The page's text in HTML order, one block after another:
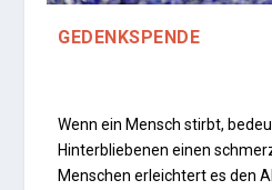
GEDENKSPENDE
Wenn ein Mensch stirbt,
Hinterbliebenen einen
Menschen erleichtert es den